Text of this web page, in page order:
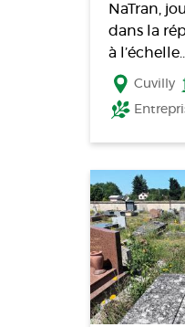
NaTran,
dans la
à l’échelle…
Cuvilly